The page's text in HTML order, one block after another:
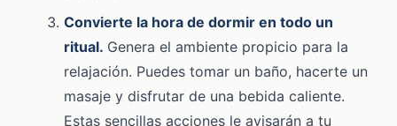
Convierte la hora de dormir en todo un
ritual. Genera el ambiente propicio para la
relajación. Puedes tomar un baño, hacerte un
masaje y disfrutar de una bebida caliente.
Estas sencillas acciones le avisarán a tu